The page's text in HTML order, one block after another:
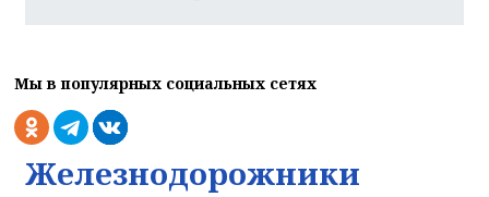
Мы в популярных социальных сетях
Железнодорожники